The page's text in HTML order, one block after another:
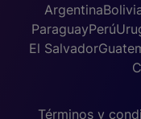
Argentina
ParaguayPerú
El Salvador
Términos y